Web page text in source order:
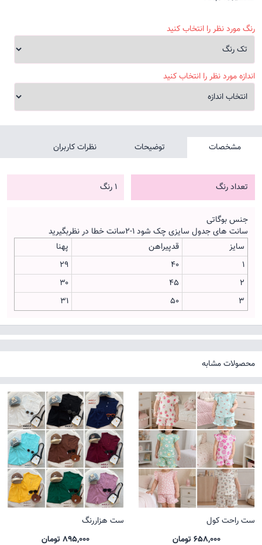
رنگ مورد نظر را انتخاب کنید
اندازه مورد نظر را انتخاب کنید
مشخصات توضیحات نظرات کاربران
تعداد رنگ 1 رنگ
جنس بوگاتی
سانت های جدول سایزی چک شود ۱-۲سانت خطا در نظربگیرید
سایز
قدپیراهن
پهنا
۱
۴۰
۲۹
۲
۴۵
۳۰
۳
۵۰ ۳۱
محصولات مشابه
ست راحت کول
658,000 تومان
ست هزاررنگ
895,000 تومان